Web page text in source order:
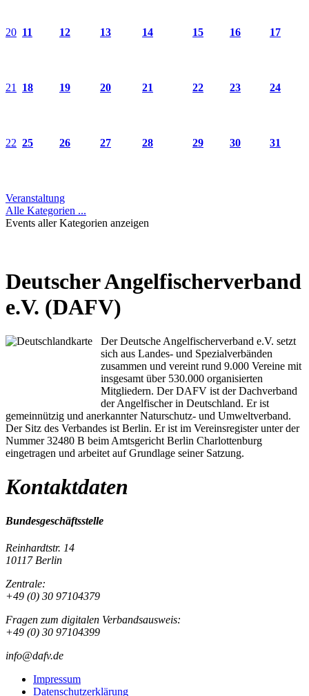
20 11 12 13 14 15 16 17
21 18 19 20 21 22 23 24
22 25 26 27 28 29 30 31
Veranstaltung
Alle Kategorien ...
Events aller Kategorien anzeigen
Deutscher Angelfischerverband
e.V. (DAFV)
Der Deutsche Angelfischerverband e.V. setzt
sich aus Landes- und Spezialverbänden
zusammen und vereint rund 9.000 Vereine mit
insgesamt über 530.000 organisierten
Mitgliedern. Der DAFV ist der Dachverband
der Angelfischer in Deutschland. Er ist
gemeinnützig und anerkannter Naturschutz- und Umweltverband.
Der Sitz des Verbandes ist Berlin. Er ist im Vereinsregister unter der
Nummer 32480 B beim Amtsgericht Berlin Charlottenburg
eingetragen und arbeitet auf Grundlage seiner Satzung.
Kontaktdaten
Bundesgeschäftsstelle
Reinhardtstr. 14
10117 Berlin
Zentrale:
+49 (0) 30 97104379
Fragen zum digitalen Verbandsausweis:
+49 (0) 30 97104399
info@dafv.de
Impressum
Datenschutzerklärung